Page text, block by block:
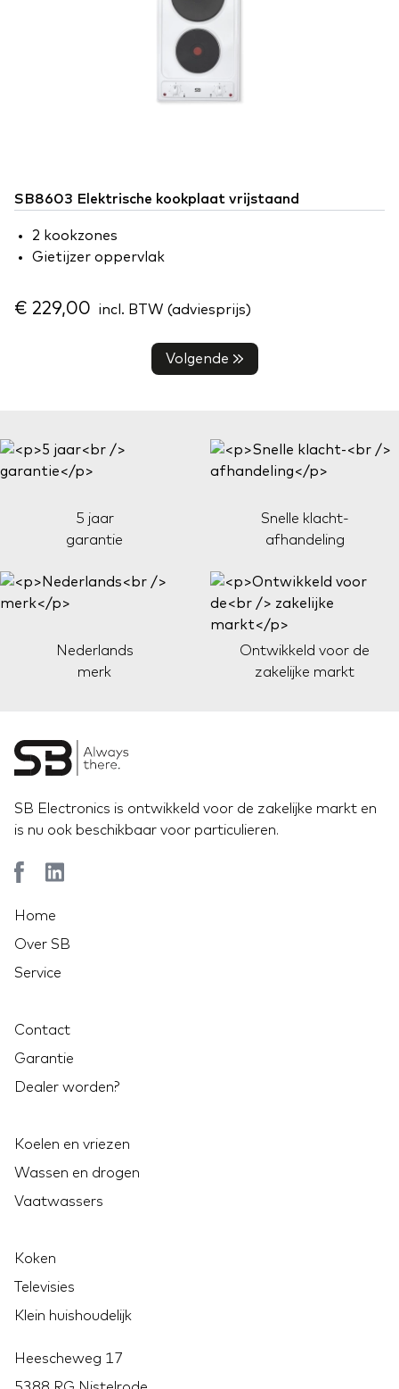
SB8603 Elektrische kookplaat vrijstaand
2 kookzones
Gietijzer oppervlak
€ 229,00 incl. BTW (adviesprijs)
Volgende
5 jaar
garantie
Snelle klacht-
afhandeling
Nederlands
merk
Ontwikkeld voor de
zakelijke markt
SB Electronics is ontwikkeld voor de zakelijke markt en
is nu ook beschikbaar voor particulieren.
Home
Over SB
Service
Contact
Garantie
Dealer worden?
Koelen en vriezen
Wassen en drogen
Vaatwassers
Koken
Televisies
Klein huishoudelijk
Heescheweg 17